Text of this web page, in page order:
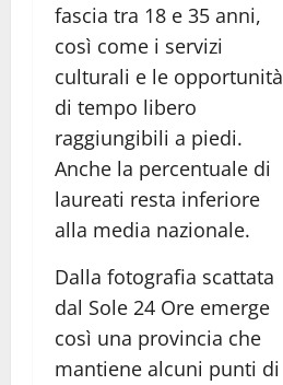
fascia tra 18 e 35 anni,
così come i servizi
culturali e le opportunità
di tempo libero
raggiungibili a piedi.
Anche la percentuale di
laureati resta inferiore
alla media nazionale.
Dalla fotografia scattata
dal Sole 24 Ore emerge
così una provincia che
mantiene alcuni punti di